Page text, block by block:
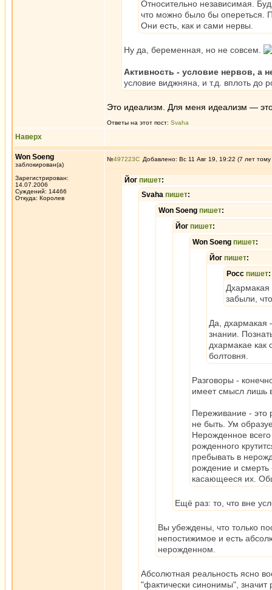
Относительно независимая.
что можно было бы опереться.
Они есть, как и сами нервы.
Ну да, беременная, но не совсем.
Активность - условие нервов, а
условие виджняна, и т.д. вплоть до
Это идеализм. Для меня идеализм — это
Ответы на этот пост: Svaha
Наверх
Won Soeng
заблокирован(а)
Зарегистрирован:
14.07.2006
Суждений: 14466
Откуда: Королев
№497223 Добавлено: Вс 11 Авг 19, 19:22 (7 лет тому
Йог пишет:
Svaha пишет:
Won Soeng пишет:
Йог пишет:
Won Soeng пишет:
Йог пишет:
Росс пишет:
Дхармакая
забыли,
Да, дхармакая
знании.
дхармакае
болтовня.
Разговоры -
имеет смысл лишь
Переживание - это
не быть. Ум
Нерожденное
рожденного
пребывать в
рождение и
касающееся их.
Ещё раз: то, что вне
Вы убеждены, что только
непостижимое и есть
нерожденном.
Абсолютная реальность ясно
"фактически синонимы",